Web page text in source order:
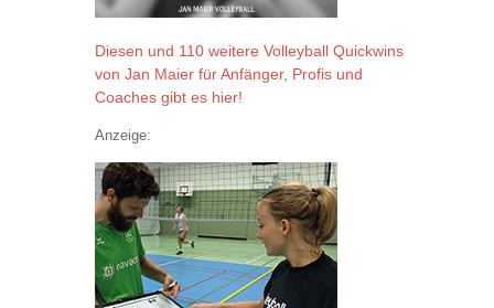
Diesen und 110 weitere Volleyball Quickwins
von Jan Maier für Anfänger, Profis und
Coaches gibt es hier!
Anzeige: